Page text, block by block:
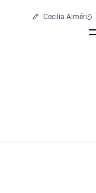
Skriven av
Cecilia Almér